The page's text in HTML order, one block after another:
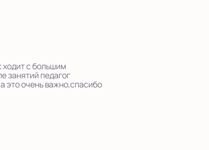
ходит с большим
занятий педагог
это очень важно,спасибо